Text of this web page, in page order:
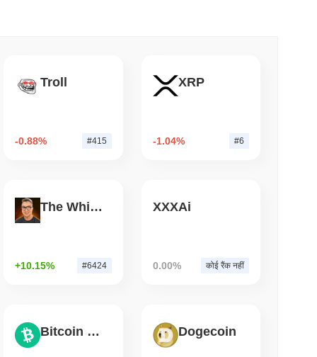
अधिनियम के नियम 2027 तक खिसकने के साथ स्थिरकॉइन
पढ़ें
Troll
-0.88% #415
XRP
-1.04% #6
The White Bull
+10.15% #6424
XXXAi
0.00% कोई रैंक नहीं
Bitcoin Cash Dogecoin